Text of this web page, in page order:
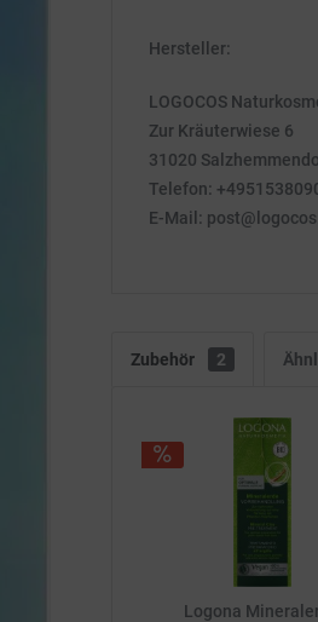
Hersteller:
LOGOCOS
Zur Kräuterwiese 6
31020
Telefon:
E-Mail:
Zubehör 2
Logona